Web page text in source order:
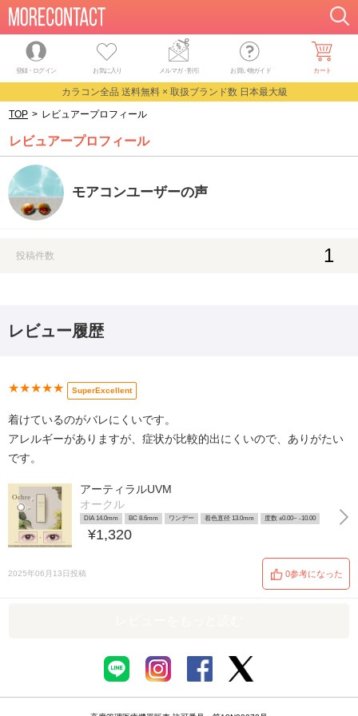
登録・ログイン お気に入り メルマガ・割引 お買い物ガイド カート
カラコン全品 送料無料 × 取扱ブランド数 日本最大級
TOP > レビュアープロフィール
レビュアープロフィール
モアコンユーザーの声
投稿件数 1
レビュー履歴
★★★★★ SuperExcellent
着けているのがバレにくいです。
アレルギーがありますが、症状が比較的出にくいので、ありがたい
です。
アーティラルUVM
オークル
DIA 14.0mm BC 8.6mm ワンデー 着色直径 13.0mm 度数 ±0.00~ -10.00
¥1,320
2025年06月13日投稿 0参考になった